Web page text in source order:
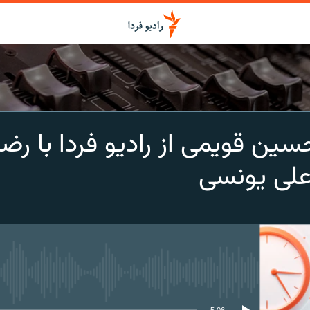
CastBox
قویمی از رادیو فردا با
یونسی